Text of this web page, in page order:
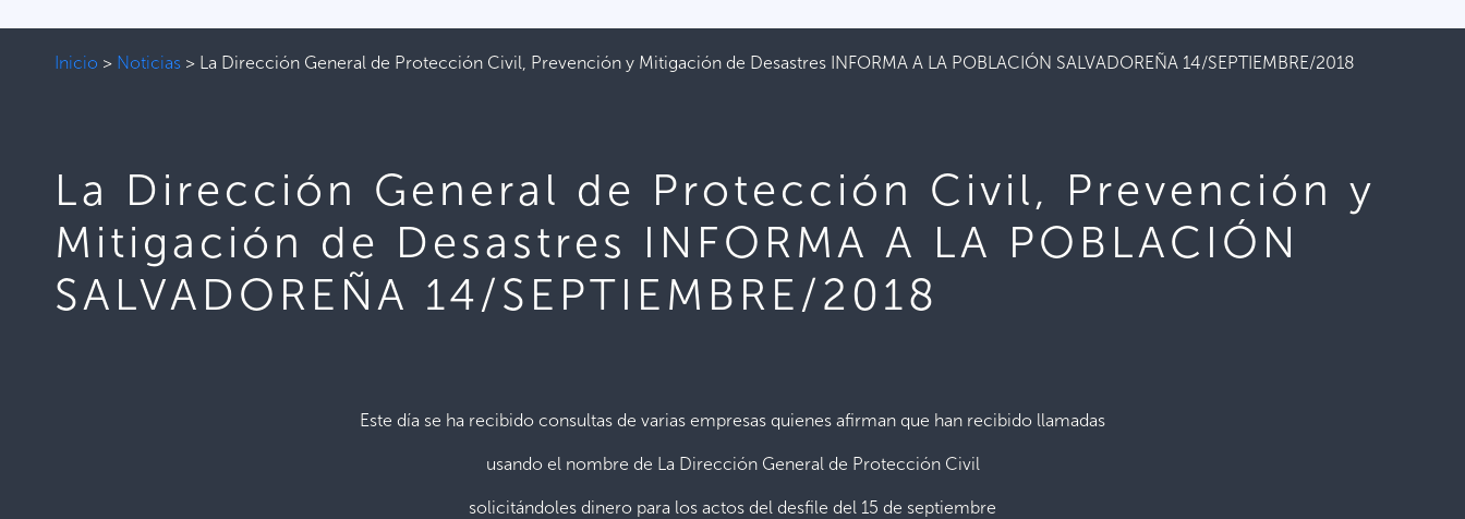
Inicio > Noticias > La Dirección General de Protección Civil, Prevención y Mitigación de Desastres INFORMA A LA POBLACIÓN SALVADOREÑA 14/SEPTIEMBRE/2018
La Dirección General de Protección Civil, Prevención y
Mitigación de Desastres INFORMA A LA POBLACIÓN
SALVADOREÑA 14/SEPTIEMBRE/2018
Este día se ha recibido consultas de varias empresas quienes afirman que han recibido llamadas
usando el nombre de La Dirección General de Protección Civil
solicitándoles dinero para los actos del desfile del 15 de septiembre